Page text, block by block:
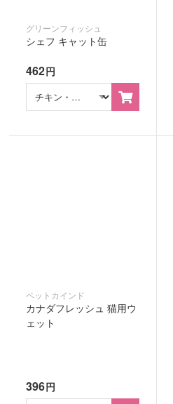
グリーンフィッシュ
シェフ キャット缶
462円
ペットカインド
カナダフレッシュ 猫用ウ
ェット
396円